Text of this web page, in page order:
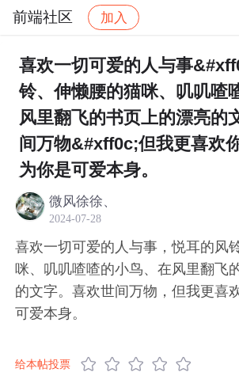
前端社区 加入
社区 前端社区 感慨 帖子详
喜欢一切可爱的人与事
铃、伸懒腰的猫咪、叽叽喳
风里翻飞的书页上的漂亮的
间万物&#xff0c;但我更喜欢
为你是可爱本身。
微风徐徐、
2024-07-28
喜欢一切可爱的人与事，悦耳的风
咪、叽叽喳喳的小鸟、在风里翻飞
的文字。喜欢世间万物，但我更喜
可爱本身。
给本帖投票